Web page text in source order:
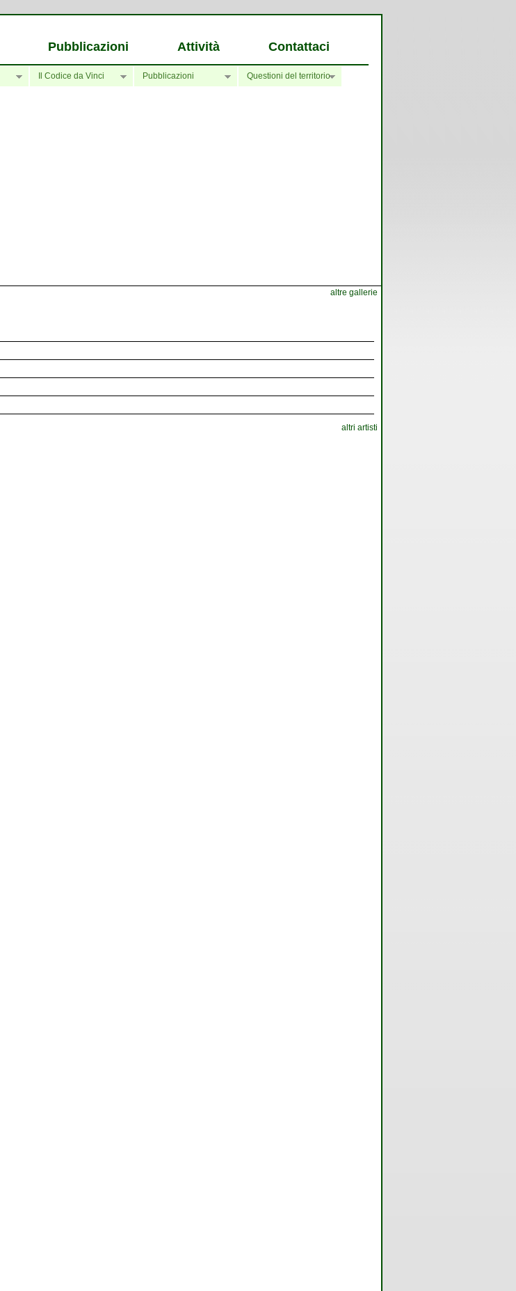
Pubblicazioni Attività Contattaci
Il Codice da Vinci Pubblicazioni Questioni del territorio
altre gallerie
altri artisti